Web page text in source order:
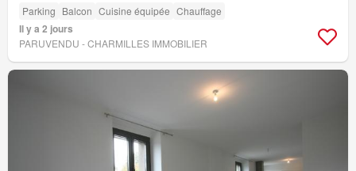
Parking Balcon Cuisine équipée Chauffage
Il y a 2 jours
PARUVENDU - CHARMILLES IMMOBILIER